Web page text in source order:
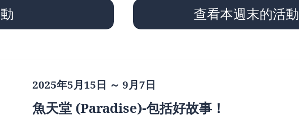
查看本週末的活動
2025年5月15日 ～ 9月7日
魚天堂 (Paradise)-包括好故事！